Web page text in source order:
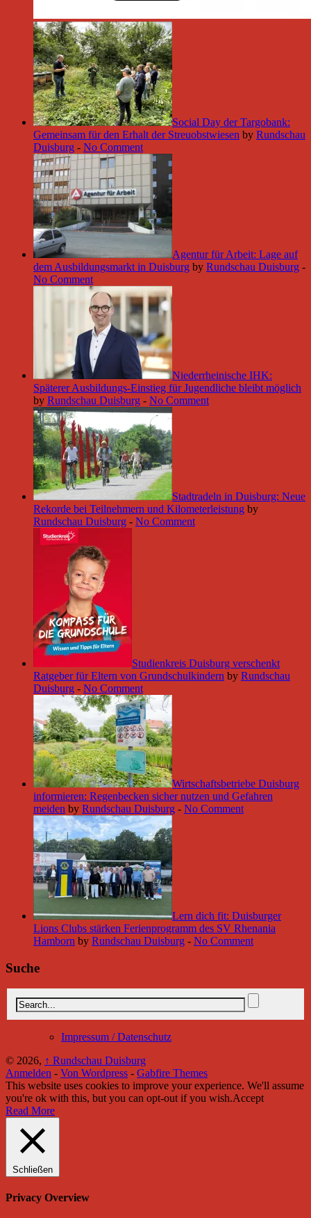
Social Day der Targobank:
Gemeinsam für den Erhalt der Streuobstwiesen by Rundschau
Duisburg - No Comment
Agentur für Arbeit: Lage auf
dem Ausbildungsmarkt in Duisburg by Rundschau Duisburg -
No Comment
Niederrheinische IHK:
Späterer Ausbildungs-Einstieg für Jugendliche bleibt möglich
by Rundschau Duisburg - No Comment
Stadtradeln in Duisburg: Neue
Rekorde bei Teilnehmern und Kilometerleistung by
Rundschau Duisburg - No Comment
Studienkreis Duisburg verschenkt
Ratgeber für Eltern von Grundschulkindern by Rundschau
Duisburg - No Comment
Wirtschaftsbetriebe Duisburg
informieren: Regenbecken sicher nutzen und Gefahren
meiden by Rundschau Duisburg - No Comment
Lern dich fit: Duisburger
Lions Clubs stärken Ferienprogramm des SV Rhenania
Hamborn by Rundschau Duisburg - No Comment
Suche
Impressum / Datenschutz
© 2026, ↑ Rundschau Duisburg
Anmelden - Von Wordpress - Gabfire Themes
This website uses cookies to improve your experience. We'll assume
you're ok with this, but you can opt-out if you wish.Accept
Read More
Schließen
Privacy Overview